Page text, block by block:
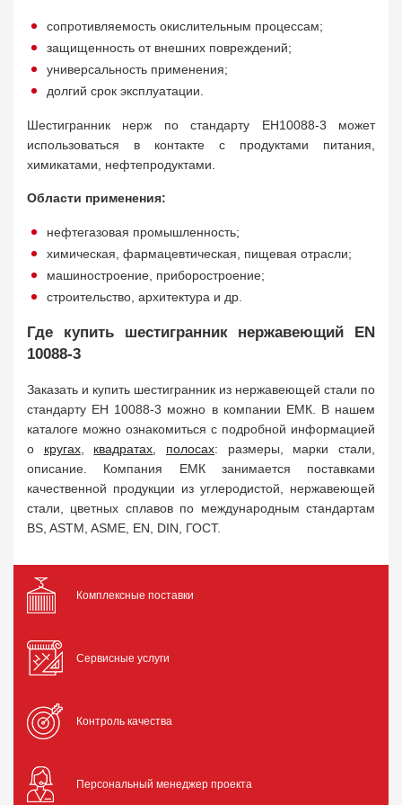
сопротивляемость окислительным процессам;
защищенность от внешних повреждений;
универсальность применения;
долгий срок эксплуатации.
Шестигранник нерж по стандарту ЕН10088-3 может
использоваться в контакте с продуктами питания,
химикатами, нефтепродуктами.
Области применения:
нефтегазовая промышленность;
химическая, фармацевтическая, пищевая отрасли;
машиностроение, приборостроение;
строительство, архитектура и др.
Где купить шестигранник нержавеющий EN
10088-3
Заказать и купить шестигранник из нержавеющей стали по
стандарту ЕН 10088-3 можно в компании ЕМК. В нашем
каталоге можно ознакомиться с подробной информацией
о кругах, квадратах полосах: размеры, марки стали,
описание. Компания ЕМК занимается поставками
качественной продукции из углеродистой, нержавеющей
стали, цветных сплавов по международным стандартам
BS, ASTM, ASME, EN, DIN, ГОСТ.
Комплексные поставки
Сервисные услуги
Контроль качества
Персональный менеджер проекта